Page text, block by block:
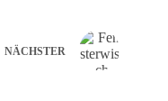
NÄCHSTER